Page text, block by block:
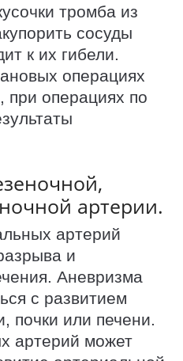
тромба из
сосуды
к их гибели.
операциях
операциях по
артерии.
артерий
и
Аневризма
с развитием
почки или печени.
артерий может